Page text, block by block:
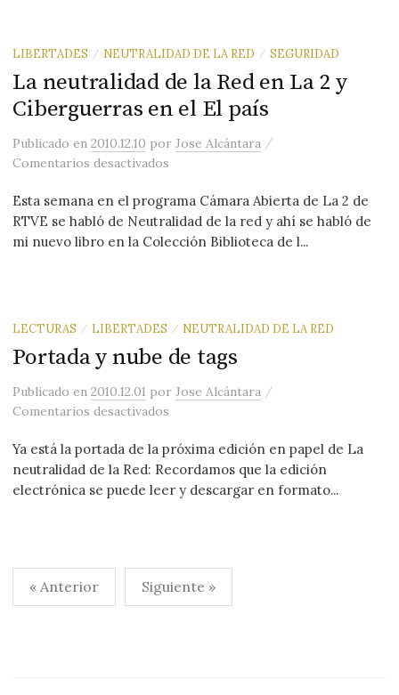
LIBERTADES / NEUTRALIDAD DE LA RED / SEGURIDAD
La neutralidad de la Red en La 2 y
Ciberguerras en el El país
Publicadoen2010.12.10 porJose Alcántara /
Comentarios desactivados
Esta semana en el programa Cámara Abierta de La 2 de
RTVE se habló de Neutralidad de la red y ahí se habló de
mi nuevo libro en la Colección Biblioteca de l...
LECTURAS / LIBERTADES / NEUTRALIDAD DE LA RED
Portada y nube de tags
Publicadoen2010.12.01 porJose Alcántara /
Comentarios desactivados
Ya está la portada de la próxima edición en papel de La
neutralidad de la Red: Recordamos que la edición
electrónica se puede leer y descargar en formato...
Paginación
de
« Anterior Siguiente »